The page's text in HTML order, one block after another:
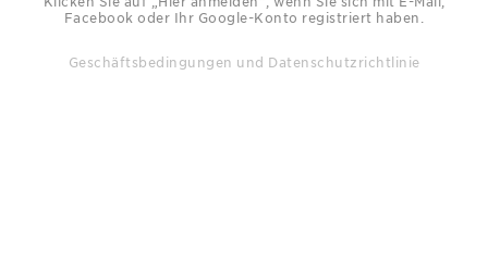
Facebook oder Ihr Google-Konto registriert haben.
Geschäftsbedingungen und Datenschutzrichtlinie